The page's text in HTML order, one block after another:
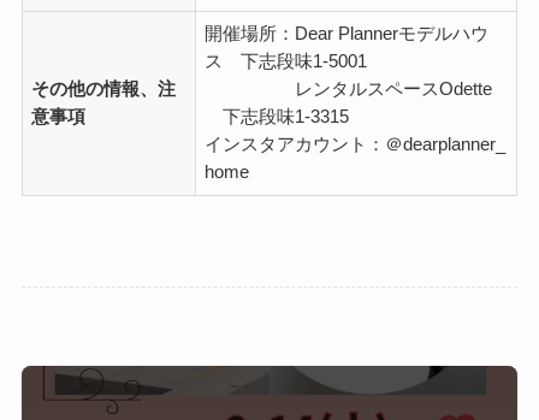
その他の情報、注
意事項
開催場所：Dear Plannerモデルハウ
ス 下志段味1-5001
レンタルスペースOdette
下志段味1-3315
インスタアカウント：＠dearplanner_
home